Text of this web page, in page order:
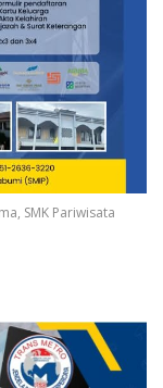
SMK Pariwisata